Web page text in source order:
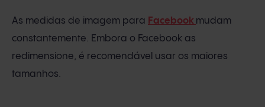
As medidas de imagem para Facebook mudam
constantemente. Embora o Facebook as
redimensione, é recomendável usar os maiores
tamanhos.